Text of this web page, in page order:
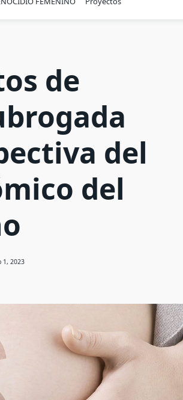
de
del
del
1, 2023